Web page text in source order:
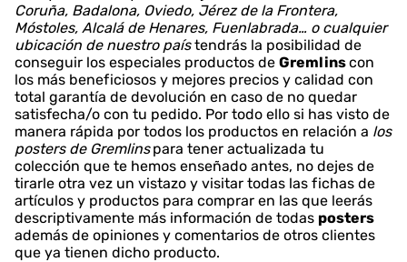
Coruña, Badalona, Oviedo, Jérez de la Frontera,
Móstoles, Alcalá de Henares, Fuenlabrada… o cualquier
ubicación de nuestro paístendrás la posibilidad de
conseguir los especiales productos de Gremlinscon
los más beneficiosos y mejores precios y calidad con
total garantía de devolución en caso de no quedar
satisfecha/o con tu pedido. Por todo ello si has visto de
manera rápida por todos los productos en relación a los
posters de Gremlins para tener actualizada tu
colección que te hemos enseñado antes, no dejes de
tirarle otra vez un vistazo y visitar todas las fichas de
artículos y productos para comprar en las que leerás
descriptivamente más información de todas posters
además de opiniones y comentarios de otros clientes
que ya tienen dicho producto.